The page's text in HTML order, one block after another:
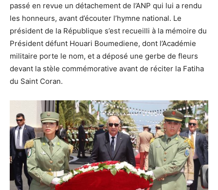
passé en revue un détachement de l’ANP qui lui a rendu
les honneurs, avant d’écouter l’hymne national. Le
président de la République s’est recueilli à la mémoire du
Président défunt Houari Boumediene, dont l’Académie
militaire porte le nom, et a déposé une gerbe de fleurs
devant la stèle commémorative avant de réciter la Fatiha
du Saint Coran.